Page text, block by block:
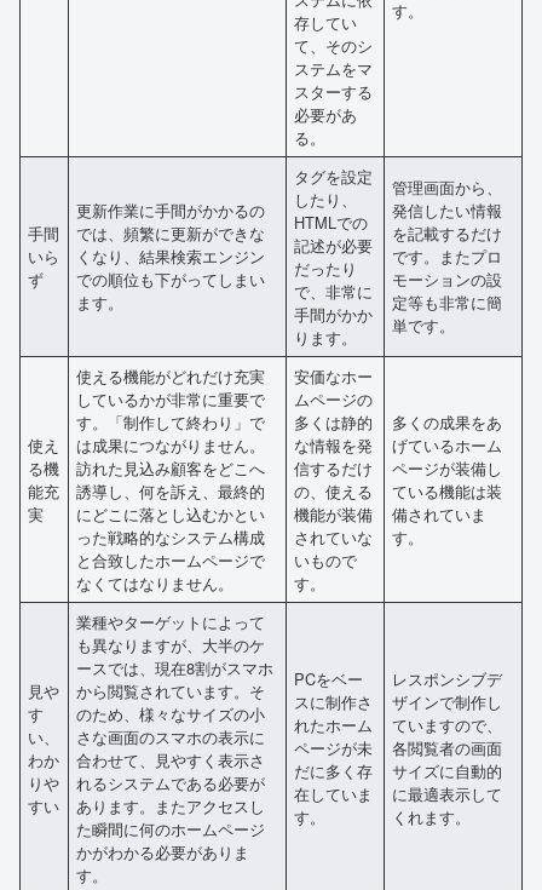
存してい
て、そのシ
ステムをマ
スターする
必要があ
る。
す。
手間
いら
ず
更新作業に手間がかかるの
では、頻繁に更新ができな
くなり、結果検索エンジン
での順位も下がってしまい
ます。
タグを設定
したり、
HTMLでの
記述が必要
だったり
で、非常に
手間がかか
ります。
管理画面から、
発信したい情報
を記載するだけ
です。またプロ
モーションの設
定等も非常に簡
単です。
使え
る機
能充
実
使える機能がどれだけ充実
しているかが非常に重要で
す。「制作して終わり」で
は成果につながりません。
訪れた見込み顧客をどこへ
誘導し、何を訴え、最終的
にどこに落とし込むかとい
った戦略的なシステム構成
と合致したホームページで
なくてはなりません。
安価なホー
ムページの
多くは静的
な情報を発
信するだけ
の、使える
機能が装備
されていな
いもので
す。
多くの成果をあ
げているホーム
ページが装備し
ている機能は装
備されていま
す。
見や
す
い、
わか
りや
すい
業種やターゲットによって
も異なりますが、大半のケ
ースでは、現在8割がスマホ
から閲覧されています。そ
のため、様々なサイズの小
さな画面のスマホの表示に
合わせて、見やすく表示さ
れるシステムである必要が
あります。またアクセスし
た瞬間に何のホームページ
かがわかる必要がありま
す。
PCをベー
スに制作さ
れたホーム
ページが未
だに多く存
在していま
す。
レスポンシブデ
ザインで制作し
ていますので、
各閲覧者の画面
サイズに自動的
に最適表示して
くれます。